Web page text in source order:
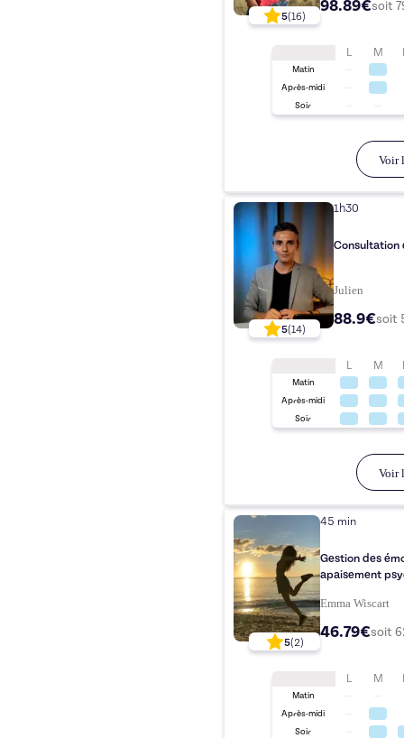
5(16)
98.89€soit
L M
Matin
Après-midi
Soir
Voir
5(14)
1h30
Consultation
Julien
88.9€soit
L M
Matin
Après-midi
Soir
Voir
5(2)
45 min
Gestion des
apaisement
Emma Wiscart
46.79€soit
L M
Matin
Après-midi
Soir